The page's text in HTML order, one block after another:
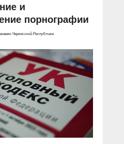
и
порнографии
Черкесской Республике